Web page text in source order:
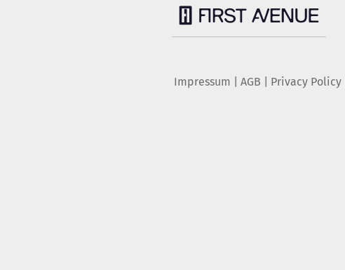
Impressum AGB Privacy Policy|